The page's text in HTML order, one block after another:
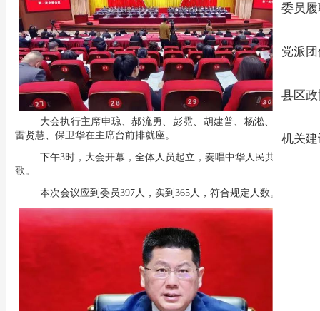
委员履
党派
县区政
机关建
大会执行主席申琼、郝流勇、彭霓、胡建普、杨淞、成仁、
雷贤慧、保卫华在主席台前排就座。
下午3时，大会开幕，全体人员起立，奏唱中华人民共和国国
歌。
本次会议应到委员397人，实到365人，符合规定人数。